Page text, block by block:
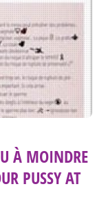
À MOINDRE
PUSSY AT